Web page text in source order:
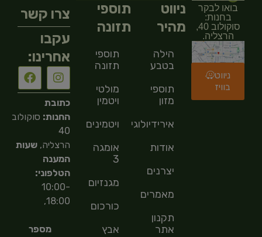
בואו לבקר
בחנות:
סוקולוב 40,
הרצליה.
ניווט
בוויז
ניווט
מהיר
הילה
בטבע
תוספי
מזון
אירידיולוגיה
אודות
יצרנים
מאמרים
תקנון
אתר
תוספי
תזונה
תוספי
תזונה
מולטי
ויטמין
ויטמינים
אומגה
3
מגנזיום
כורכום
אבץ
צרו קשר
עקבו
אחרינו:
כתובת
החנות: סוקולוב
40
הרצליה,שעות
המענה
הטלפוני:
10:00-
18:00,
מספר